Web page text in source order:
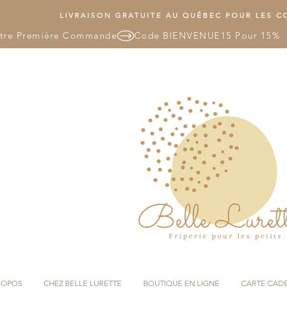
LIVRAISON GRATUITE AU QUÉBEC POUR LES
Première Commande
CHEZ BELLE LURETTE BOUTIQUE EN LIGNE CARTE